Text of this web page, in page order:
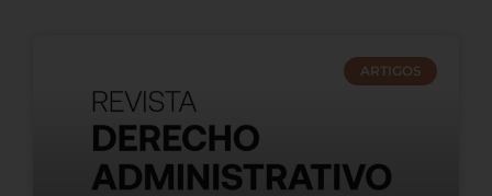
ARTIGOS